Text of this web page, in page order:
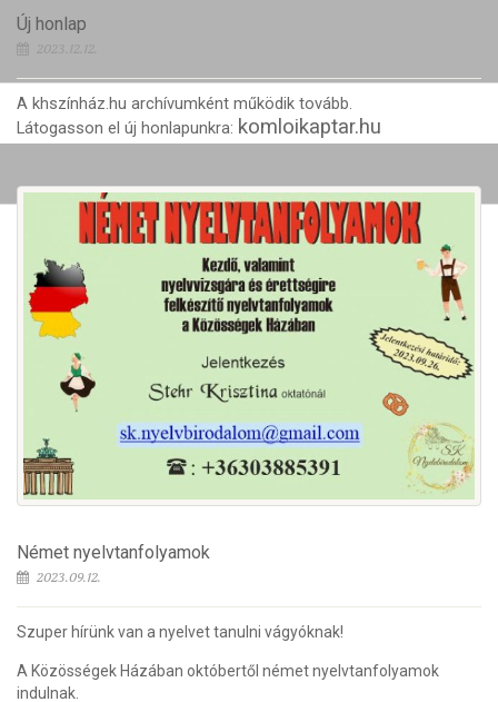
Új honlap
2023.12.12.
A khszínház.hu archívumként működik tovább.
Látogasson el új honlapunkra: komloikaptar.hu
Német nyelvtanfolyamok
2023.09.12.
Szuper hírünk van a nyelvet tanulni vágyóknak!
A Közösségek Házában októbertől német nyelvtanfolyamok
indulnak.